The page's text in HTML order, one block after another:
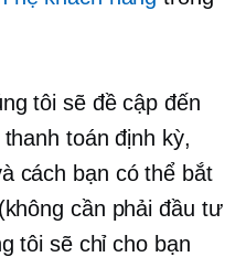
tôi sẽ đề cập đến
toán định kỳ,
cách bạn có thể bắt
cần phải đầu tư
tôi sẽ chỉ cho bạn